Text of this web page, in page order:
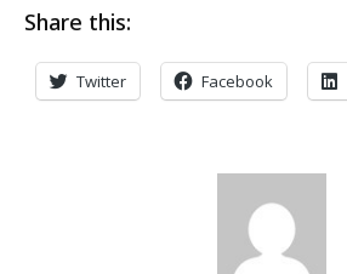
Share this:
Twitter Facebook